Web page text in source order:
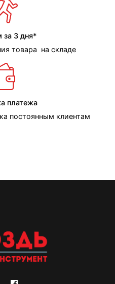
за 3 дня*
товара на складе
платежа
постоянным клиентам